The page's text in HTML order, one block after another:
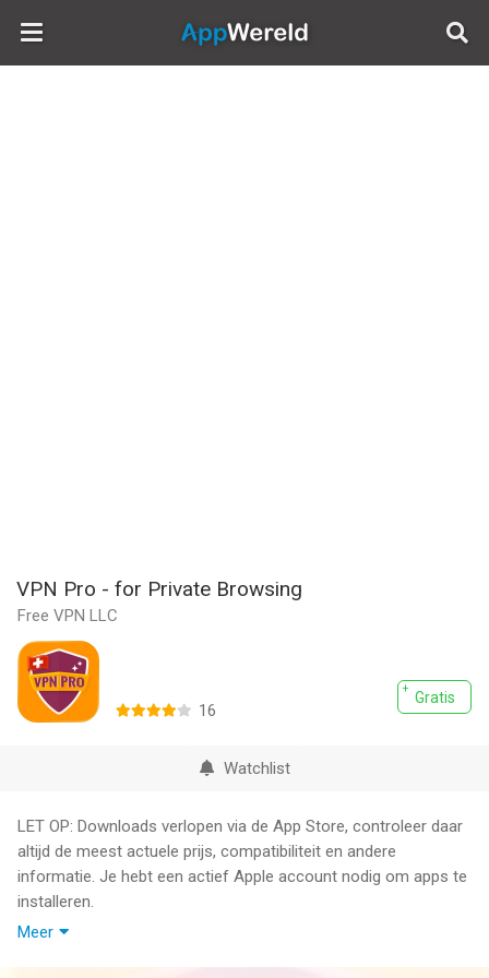
AppWereld
VPN Pro - for Private Browsing
Free VPN LLC
Gratis
16
Watchlist
LET OP: Downloads verlopen via de App Store, controleer daar
altijd de meest actuele prijs, compatibiliteit en andere
informatie. Je hebt een actief Apple account nodig om apps te
installeren.
Meer